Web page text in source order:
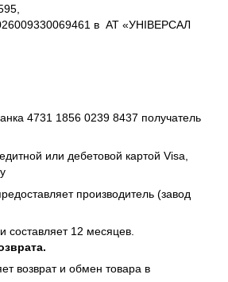
в АТ «УНІВЕРСАЛ
4731 1856 0239 8437 получатель
или дебетовой картой Visa,
производитель (завод
составляет 12 месяцев.
возврат и обмен товара в